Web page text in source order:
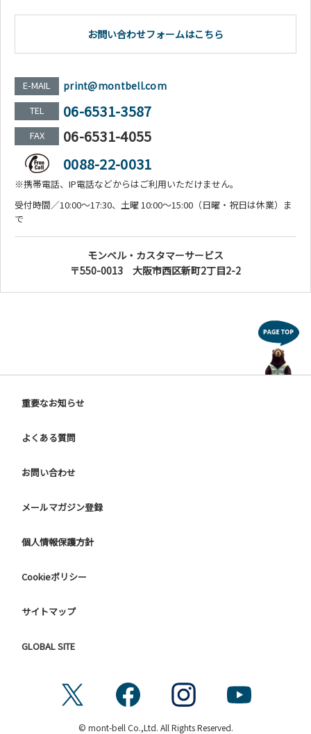
お問い合わせフォームはこちら
E-MAIL print@montbell.com
TEL 06-6531-3587
FAX
06-6531-4055
0088-22-0031
※携帯電話、IP電話などからはご利用いただけません。
受付時間／10:00～17:30、土曜 10:00～15:00（日曜・祝日は休業）ま
で
モンベル・カスタマーサービス
〒550-0013 大阪市西区新町2丁目2-2
重要なお知らせ
よくある質問
お問い合わせ
メールマガジン登録
個人情報保護方針
Cookieポリシー
サイトマップ
GLOBAL SITE
© mont-bell Co.,Ltd. All Rights Reserved.